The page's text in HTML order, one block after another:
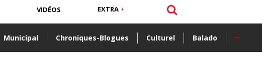
Municipal Chroniques-Blogues Culturel Balado +
VIDÉOS EXTRA